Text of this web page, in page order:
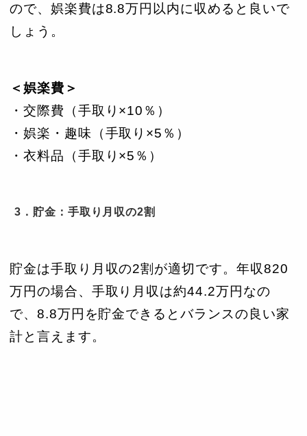
ので、娯楽費は8.8万円以内に収めると良いで
しょう。
＜娯楽費＞
・交際費（手取り×10％）
・娯楽・趣味（手取り×5％）
・衣料品（手取り×5％）
3．貯金：手取り月収の2割
貯金は手取り月収の2割が適切です。年収820
万円の場合、手取り月収は約44.2万円なの
で、8.8万円を貯金できるとバランスの良い家
計と言えます。